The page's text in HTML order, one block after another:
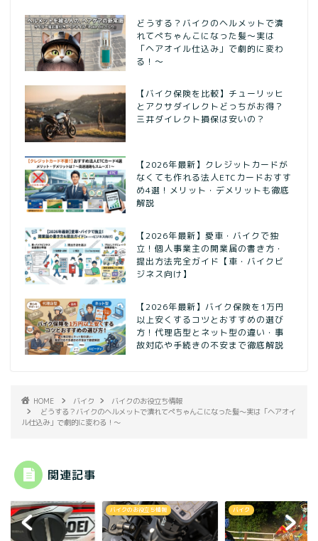
どうする？バイクのヘルメットで潰
れてぺちゃんこになった髪〜実は
「ヘアオイル仕込み」で劇的に変わ
る！〜
【バイク保険を比較】チューリッヒ
とアクサダイレクトどっちがお得？
三井ダイレクト損保は安いの？
【2026年最新】クレジットカードが
なくても作れる法人ETCカードおすす
め4選！メリット・デメリットも徹底
解説
【2026年最新】愛車・バイクで独
立！個人事業主の開業届の書き方・
提出方法完全ガイド【車・バイクビ
ジネス向け】
【2026年最新】バイク保険を1万円
以上安くするコツとおすすめの選び
方！代理店型とネット型の違い・事
故対応や手続きの不安まで徹底解説
HOME バイク
バイクのお役立ち情報
どうする？バイクのヘルメットで潰れてぺちゃんこになった髪〜実は「ヘアオイ
ル仕込み」で劇的に変わる！〜
関連記事
のお役立ち情報 バイク バイク